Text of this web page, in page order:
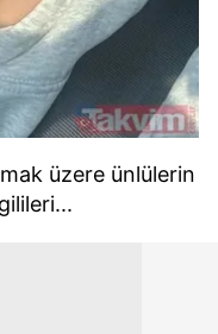
üzere ünlülerin